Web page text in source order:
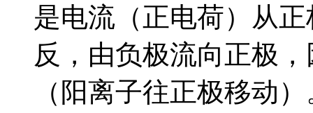
是电流（正电荷）从
反，由负极流向正极
（阳离子往正极移动